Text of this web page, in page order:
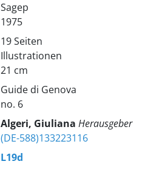
Sagep
1975
19 Seiten
Illustrationen
21 cm
Guide di Genova
no. 6
Algeri, Giuliana Herausgeber
(DE-588)133223116
L19d